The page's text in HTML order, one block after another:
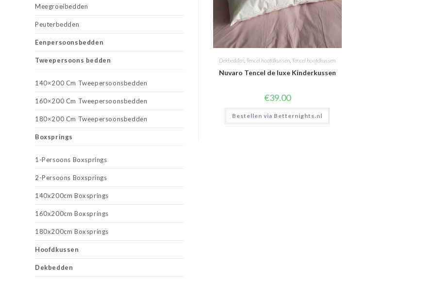
Dekbedden, Tencel hoofdkussen, Tencel hoofdkussen
Nuvaro Tencel de luxe Kinderkussen
€39.00
Bestellen via Betternights.nl
Meegroeibedden
Peuterbedden
Eenpersoonsbedden
Tweepersoons bedden
140×200 Cm Tweepersoonsbedden
160×200 Cm Tweepersoonsbedden
180×200 Cm Tweepersoonsbedden
Boxsprings
1-Persoons Boxsprings
2-Persoons Boxsprings
140x200cm Boxsprings
160x200cm Boxsprings
180x200cm Boxsprings
Hoofdkussen
Dekbedden